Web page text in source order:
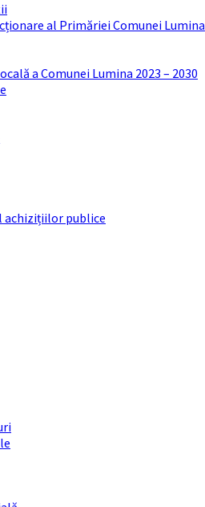
al Primăriei Comunei Lumina
a Comunei Lumina 2023 – 2030
achizițiilor publice